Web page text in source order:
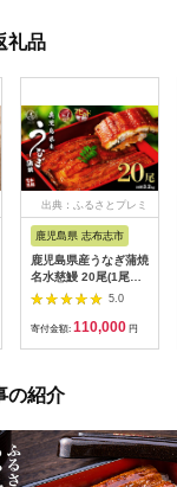
礼品
出典：ふるさとプレミ
鹿児島県 志布志市
鹿児島県産うなぎ蒲焼
名水慈鰻 20尾(1尾約
160g)＜計約3.2kg＞
5.0
寄付金額: 110,000 円
の紹介